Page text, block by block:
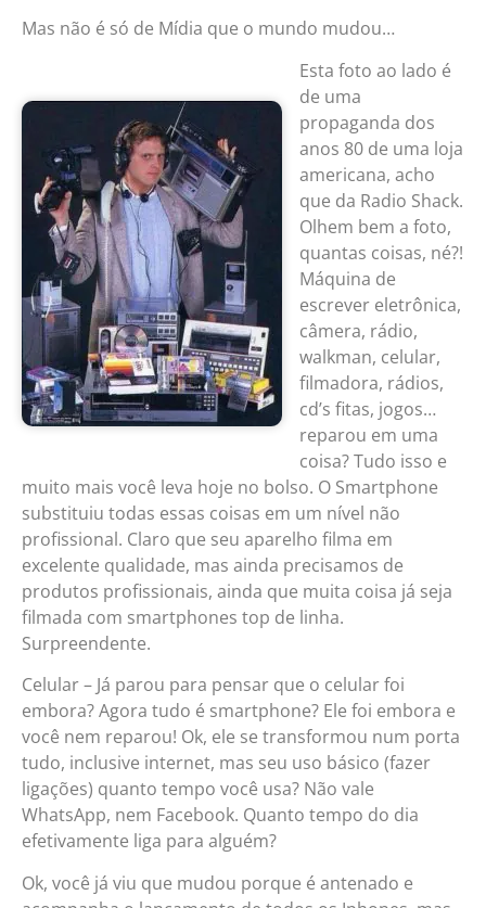
Mas não é só de Mídia que o mundo mudou…
Esta foto ao lado é
de uma
propaganda dos
anos 80 de uma loja
americana, acho
que da Radio Shack.
Olhem bem a foto,
quantas coisas, né?!
Máquina de
escrever eletrônica,
câmera, rádio,
walkman, celular,
filmadora, rádios,
cd’s fitas, jogos…
reparou em uma
coisa? Tudo isso e
muito mais você leva hoje no bolso. O Smartphone
substituiu todas essas coisas em um nível não
profissional. Claro que seu aparelho filma em
excelente qualidade, mas ainda precisamos de
produtos profissionais, ainda que muita coisa já seja
filmada com smartphones top de linha.
Surpreendente.
Celular – Já parou para pensar que o celular foi
embora? Agora tudo é smartphone? Ele foi embora e
você nem reparou! Ok, ele se transformou num porta
tudo, inclusive internet, mas seu uso básico (fazer
ligações) quanto tempo você usa? Não vale
WhatsApp, nem Facebook. Quanto tempo do dia
efetivamente liga para alguém?
Ok, você já viu que mudou porque é antenado e